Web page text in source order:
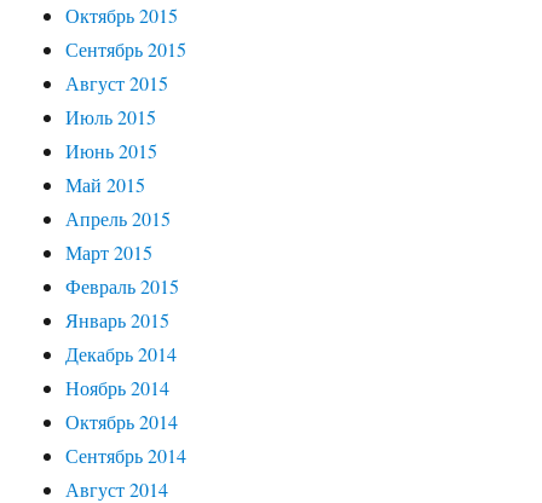
Октябрь 2015
Сентябрь 2015
Август 2015
Июль 2015
Июнь 2015
Май 2015
Апрель 2015
Март 2015
Февраль 2015
Январь 2015
Декабрь 2014
Ноябрь 2014
Октябрь 2014
Сентябрь 2014
Август 2014